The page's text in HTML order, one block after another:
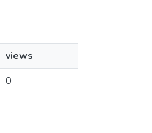
views
0